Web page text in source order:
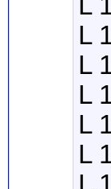
L
L
L
L
L